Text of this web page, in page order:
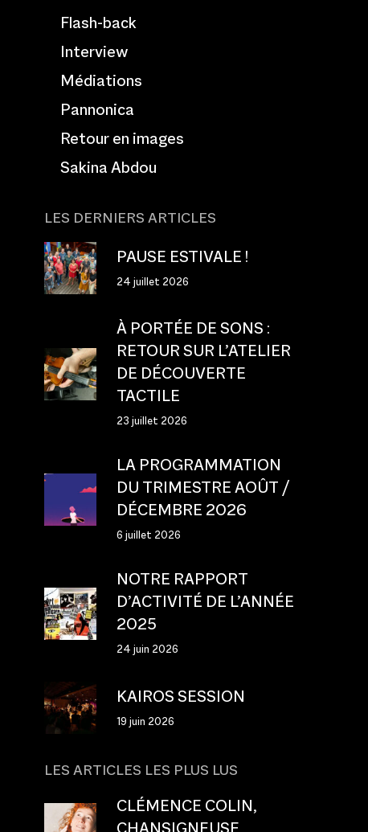
Flash-back
Interview
Médiations
Pannonica
Retour en images
Sakina Abdou
LES DERNIERS ARTICLES
PAUSE ESTIVALE !
24 juillet 2026
À PORTÉE DE SONS :
RETOUR SUR L’ATELIER
DE DÉCOUVERTE
TACTILE
23 juillet 2026
LA PROGRAMMATION
DU TRIMESTRE AOÛT /
DÉCEMBRE 2026
6 juillet 2026
NOTRE RAPPORT
D’ACTIVITÉ DE L’ANNÉE
2025
24 juin 2026
KAIROS SESSION
19 juin 2026
LES ARTICLES LES PLUS LUS
CLÉMENCE COLIN,